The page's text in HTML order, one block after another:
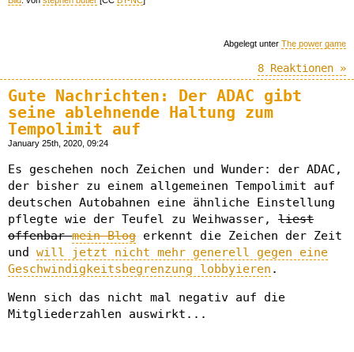
Abgelegt unter The power game
8 Reaktionen »
Gute Nachrichten: Der ADAC gibt
seine ablehnende Haltung zum
Tempolimit auf
January 25th, 2020, 09:24
Es geschehen noch Zeichen und Wunder: der ADAC,
der bisher zu einem allgemeinen Tempolimit auf
deutschen Autobahnen eine ähnliche Einstellung
pflegte wie der Teufel zu Weihwasser, liest
offenbarmein Blog erkennt die Zeichen der Zeit
und will jetzt nicht mehr generell gegen eine
Geschwindigkeitsbegrenzung lobbyieren .
Wenn sich das nicht mal negativ auf die
Mitgliederzahlen auswirkt...